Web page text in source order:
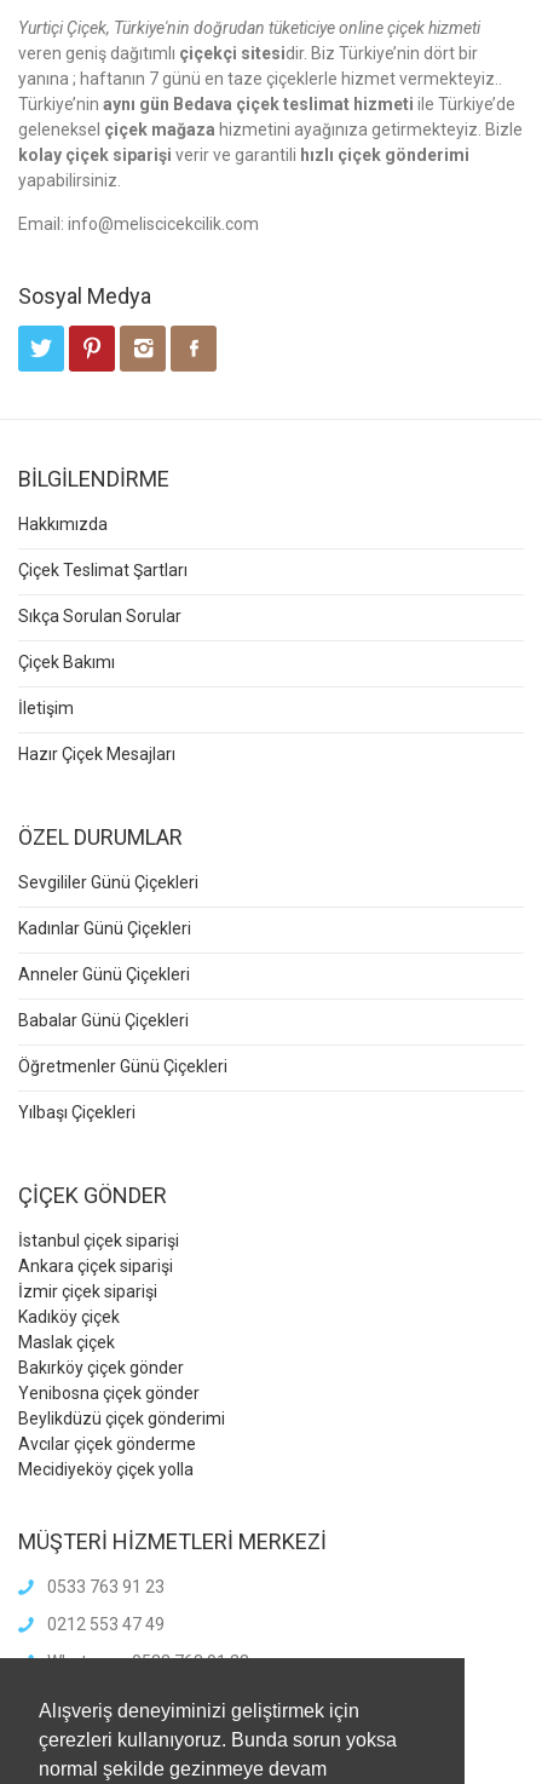
Alışveriş deneyiminizi geliştirmek için
çerezleri kullanıyoruz. Bunda sorun yoksa
normal şekilde gezinmeye devam
Yurtiçi Çiçek, Türkiye'nin doğrudan tüketiciye online çiçek hizmeti
veren geniş dağıtımlı çiçekçi sitesidir. Biz Türkiye’nin dört bir
yanına ; haftanın 7 günü en taze çiçeklerle hizmet vermekteyiz..
Türkiye’nin aynı gün Bedava çiçek teslimat hizmeti ile Türkiye’de
geleneksel çiçek mağaza hizmetini ayağınıza getirmekteyiz. Bizle
kolay çiçek siparişi verir ve garantili hızlı çiçek gönderimi
yapabilirsiniz.
Email: info@meliscicekcilik.com
Sosyal Medya
BİLGİLENDİRME
Hakkımızda
Çiçek Teslimat Şartları
Sıkça Sorulan Sorular
Çiçek Bakımı
İletişim
Hazır Çiçek Mesajları
ÖZEL DURUMLAR
Sevgililer Günü Çiçekleri
Kadınlar Günü Çiçekleri
Anneler Günü Çiçekleri
Babalar Günü Çiçekleri
Öğretmenler Günü Çiçekleri
Yılbaşı Çiçekleri
ÇİÇEK GÖNDER
İstanbul çiçek siparişi
Ankara çiçek siparişi
İzmir çiçek siparişi
Kadıköy çiçek
Maslak çiçek
Bakırköy çiçek gönder
Yenibosna çiçek gönder
Beylikdüzü çiçek gönderimi
Avcılar çiçek gönderme
Mecidiyeköy çiçek yolla
MÜŞTERİ HİZMETLERİ MERKEZİ
0533 763 91 23
0212 553 47 49
Whatsapp: 0533 763 91 23
info@meliscicekcilik.com
Haftaiçi :8.00-21.00
HaftaSonu:8.00-21.00